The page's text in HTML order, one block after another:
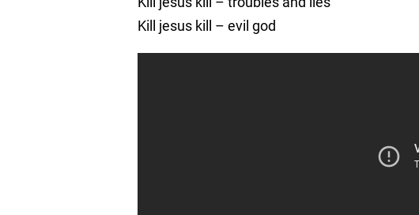
Kill jesus kill – evil god